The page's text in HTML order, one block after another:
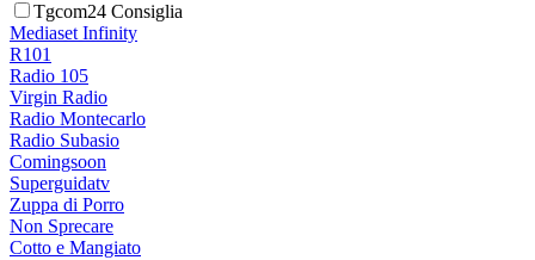
Tgcom24 Consiglia
Mediaset Infinity
R101
Radio 105
Virgin Radio
Radio Montecarlo
Radio Subasio
Comingsoon
Superguidatv
Zuppa di Porro
Non Sprecare
Cotto e Mangiato